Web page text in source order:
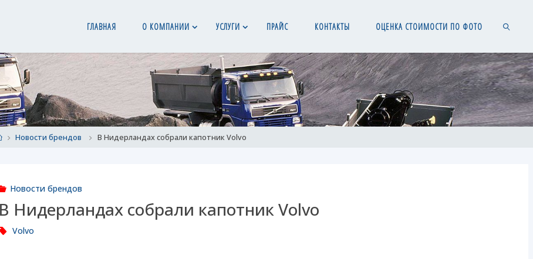
ГЛАВНАЯ О КОМПАНИИ УСЛУГИ ПРАЙС КОНТАКТЫ ОЦЕНКА СТОИМОСТИ ПО ФОТО
SEARCH
HomeНовости брендов В Нидерландах собрали капотник Volvo
Новости брендов
В Нидерландах собрали капотник Volvo
Volvo